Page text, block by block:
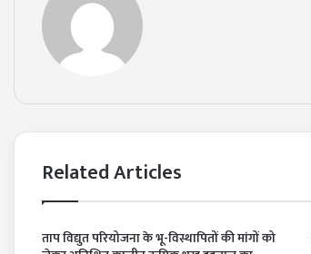
Related Articles
ताप विद्युत परियोजना के भू-विस्थापितों की मांगों को